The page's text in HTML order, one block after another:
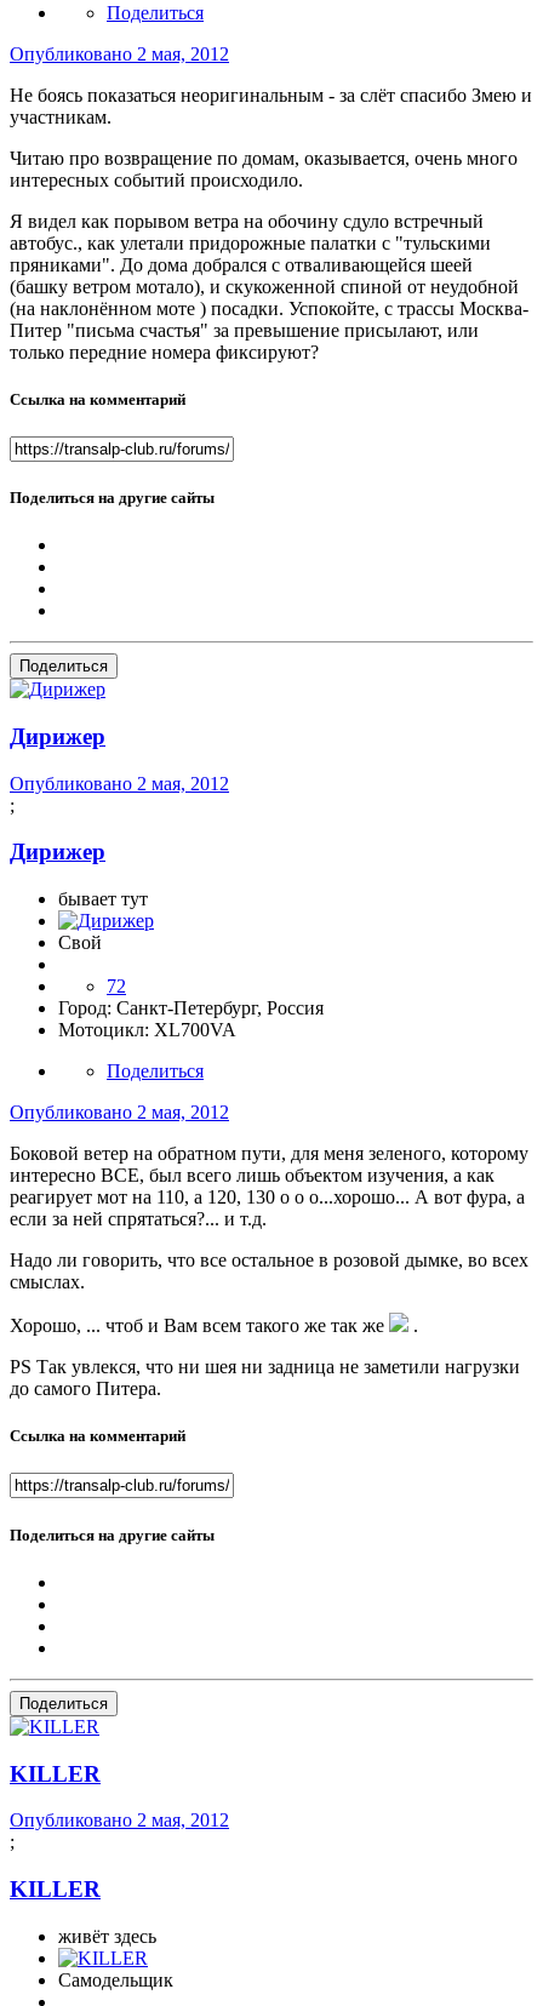
Поделиться
Опубликовано 2 мая, 2012
Не боясь показаться неоригинальным - за слёт спасибо Змею и
участникам.
Читаю про возвращение по домам, оказывается, очень много
интересных событий происходило.
Я видел как порывом ветра на обочину сдуло встречный
автобус., как улетали придорожные палатки с "тульскими
пряниками". До дома добрался с отваливающейся шеей
(башку ветром мотало), и скукоженной спиной от неудобной
(на наклонённом моте ) посадки. Успокойте, с трассы Москва-
Питер "письма счастья" за превышение присылают, или
только передние номера фиксируют?
Ссылка на комментарий
Поделиться на другие сайты
Поделиться
Дирижер
Опубликовано 2 мая, 2012
;
Дирижер
бывает тут
Свой
72
Город: Санкт-Петербург, Россия
Мотоцикл: XL700VA
Поделиться
Опубликовано 2 мая, 2012
Боковой ветер на обратном пути, для меня зеленого, которому
интересно ВСЕ, был всего лишь объектом изучения, а как
реагирует мот на 110, а 120, 130 о о о...хорошо... А вот фура, а
если за ней спрятаться?... и т.д.
Надо ли говорить, что все остальное в розовой дымке, во всех
смыслах.
Хорошо, ... чтоб и Вам всем такого же так же
.
PS Так увлекся, что ни шея ни задница не заметили нагрузки
до самого Питера.
Ссылка на комментарий
Поделиться на другие сайты
Поделиться
KILLER
Опубликовано 2 мая, 2012
;
KILLER
живёт здесь
Самодельщик